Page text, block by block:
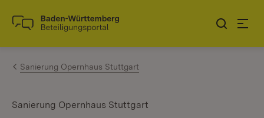
Zum Inhalt springen
Link zur Startseite
Sanierung Opernhaus Stuttgart
Sanierung Opernhaus Stuttgart